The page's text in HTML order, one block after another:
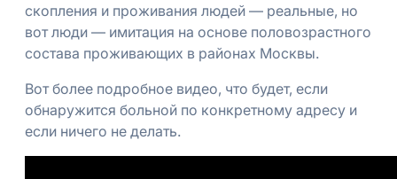
скопления и проживания людей — реальные, но
вот люди — имитация на основе половозрастного
состава проживающих в районах Москвы.
Вот более подробное видео, что будет, если
обнаружится больной по конкретному адресу и
если ничего не делать.